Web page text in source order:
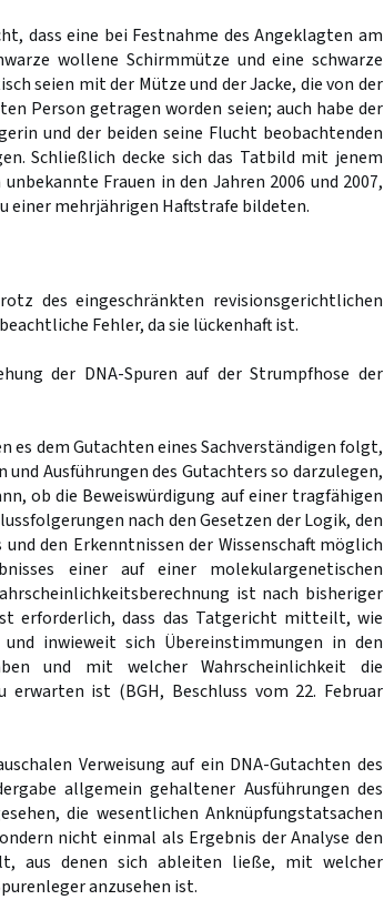
dass eine bei Festnahme des Angeklagten am
wollene Schirmmütze und eine schwarze
seien mit der Mütze und der Jacke, die von der
Person getragen worden seien; auch habe der
und der beiden seine Flucht beobachtenden
Schließlich decke sich das Tatbild mit jenem
Frauen in den Jahren 2006 und 2007,
einer mehrjährigen Haftstrafe bildeten.
des eingeschränkten revisionsgerichtlichen
Fehler, da sie lückenhaft ist.
der DNA-Spuren auf der Strumpfhose der
es dem Gutachten eines Sachverständigen folgt,
Ausführungen des Gutachters so darzulegen,
ob die Beweiswürdigung auf einer tragfähigen
nach den Gesetzen der Logik, den
den Erkenntnissen der Wissenschaft möglich
einer auf einer molekulargenetischen
ist nach bisheriger
erforderlich, dass das Tatgericht mitteilt, wie
inwieweit sich Übereinstimmungen in den
und mit welcher Wahrscheinlichkeit die
ist (BGH, Beschluss vom 22. Februar
Verweisung auf ein DNA-Gutachten des
allgemein gehaltener Ausführungen des
die wesentlichen Anknüpfungstatsachen
nicht einmal als Ergebnis der Analyse den
aus denen sich ableiten ließe, mit welcher
anzusehen ist.